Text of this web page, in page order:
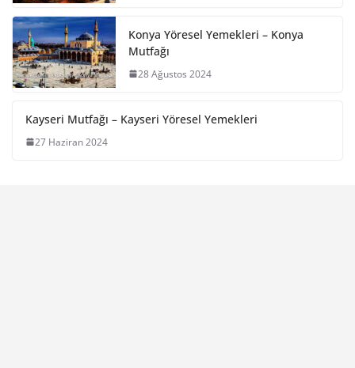
Konya Yöresel Yemekleri – Konya
Mutfağı
28 Ağustos 2024
Kayseri Mutfağı – Kayseri Yöresel Yemekleri
27 Haziran 2024